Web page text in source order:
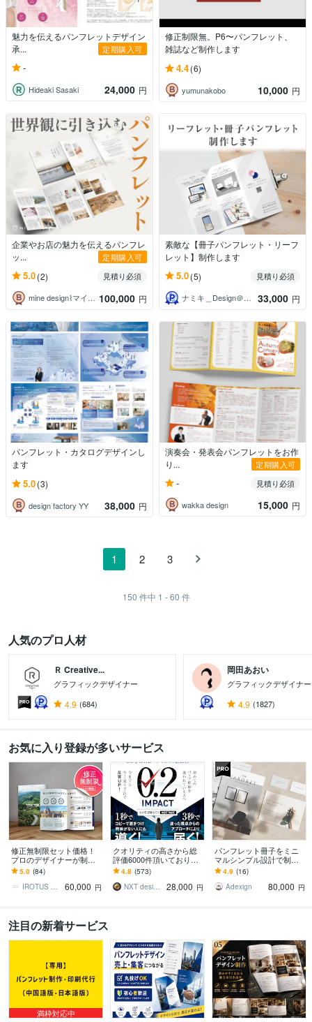
魅力を伝えるパンフレットデザイン
承...
定期購入可
-
Hideaki Sasaki 24,000 円
修正制限無。P6〜パンフレット、
雑誌など制作します
4.4(6)
yumunakobo 10,000 円
企業やお店の魅力を伝えるパンフレ
ッ...
定期購入可
5.0(2)
見積り必須
mine design⌇マインデザイン 100,000 円
素敵な【冊子パンフレット・リーフ
レット】制作します
5.0(5)
見積り必須
ナミキ＿Design＠WEB初心者大歓迎
33,000 円
パンフレット・カタログデザインし
ます
5.0(3)
design factory YY 38,000 円
演奏会・発表会パンフレットをお作
り...
定期購入可
-
見積り必須
wakka design
15,000 円
1 2 3
150 件中 1 - 60 件
人気のプロ人材
Ｒ Creative...
グラフィックデザイナー
4.9 (684)
岡田あおい
グラフィックデザイナー
4.9 (1827)
お気に入り登録が多いサービス
修正無制限セット価格！
プロのデザイナーが制作
します 会社案内やパンフ
レットをオシャレでハイ
クオリティなデザインに
5.0 (84)
IROTUS DESIGN
60,000 円
クオリティの高さから総
評価6000件頂いておりま
す 修正無制限！25年デザ
イナーが作る違った視点
からのパンフ制作
4.8 (573)
NXT design 研究所
28,000 円
パンフレット冊子をミニ
マルシンプル設計で制作
します 余白で魅せる会社
案内・美容・医療向けパ
ンフレットを洗練設計
4.9 (16)
Adexign
80,000 円
注目の新着サービス
満枠対応中